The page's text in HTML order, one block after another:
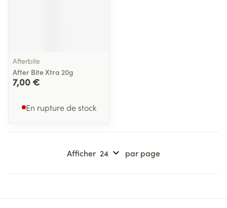
Afterbite
After Bite Xtra 20g
7,00 €
En rupture de stock
Afficher par page